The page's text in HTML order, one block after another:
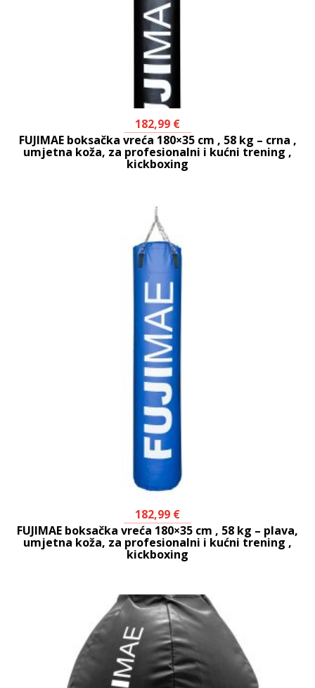
182,99 €
FUJIMAE boksačka vreća 180×35 cm , 58 kg – crna ,
umjetna koža, za profesionalni i kućni trening ,
kickboxing
182,99 €
FUJIMAE boksačka vreća 180×35 cm , 58 kg – plava,
umjetna koža, za profesionalni i kućni trening ,
kickboxing